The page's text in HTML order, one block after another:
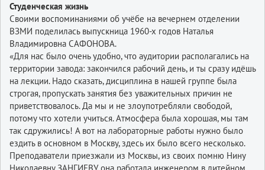
Студенческая жизнь
Своими воспоминаниями об учёбе на вечернем отделении
ВЗМИ поделилась выпускница 1960-х годов Наталья
Владимировна САФОНОВА.
«Для нас было очень удобно, что аудитории располагались на
территории завода: закончился рабочий день, и ты сразу идёшь
на лекции. Надо сказать, дисциплина в нашей группе была
строгая, пропускать занятия без уважительных причин не
приветствовалось. Да мы и не злоупотребляли свободой,
потому что хотели учиться. Атмосфера была хорошая, мы там
так сдружились! А вот на лабораторные работы нужно было
ездить в основном в Москву, здесь их было всего несколько.
Преподаватели приезжали из Москвы, из своих помню Нину